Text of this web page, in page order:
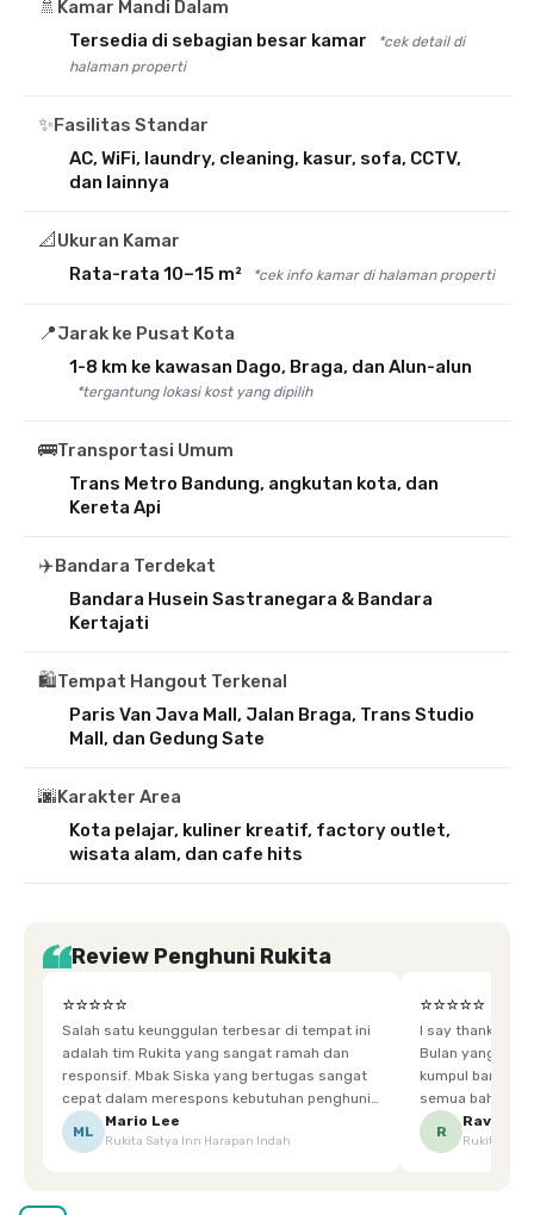
🚿 Kamar Mandi Dalam
Tersedia di sebagian besar kamar
*cek detail di
halaman properti
✨Fasilitas Standar
AC, WiFi, laundry, cleaning, kasur, sofa, CCTV,
dan lainnya
📐 Ukuran Kamar
Rata-rata 10–15 m²
*cek info kamar di halaman properti
📍Jarak ke Pusat Kota
1-8 km ke kawasan Dago, Braga, dan Alun-alun
*tergantung lokasi kost yang dipilih
🚌Transportasi Umum
Trans Metro Bandung, angkutan kota, dan
Kereta Api
✈️Bandara Terdekat
Bandara Husein Sastranegara & Bandara
Kertajati
🛍️Tempat Hangout Terkenal
Paris Van Java Mall, Jalan Braga, Trans Studio
Mall, dan Gedung Sate
🌆Karakter Area
Kota pelajar, kuliner kreatif, factory outlet,
wisata alam, dan cafe hits
Review Penghuni Rukita
⭐⭐⭐⭐⭐
Salah satu keunggulan terbesar di tempat ini
adalah tim Rukita yang sangat ramah dan
responsif. Mbak Siska yang bertugas sangat
cepat dalam merespons kebutuhan penghuni.
Ketika saya meminta keset karena sempat
terpeleset, permintaan tersebut langsung
ML
Mario Lee
Rukita Satya Inn Harapan Indah
⭐⭐⭐⭐⭐
I say thankyou
Bulan yang super happy! banyak
kumpul bareng
semua bahagia
mgkn saran dari air aja & kebersihan lebih di
R
Ravena
Rukita